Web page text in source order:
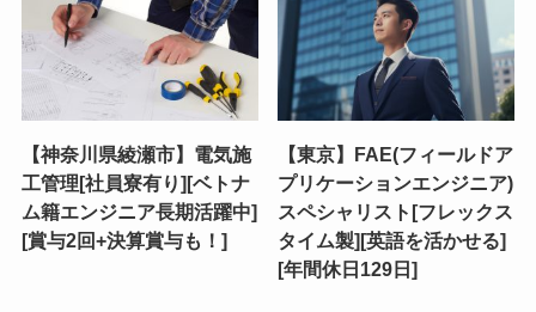
【神奈川県綾瀬市】電気施
工管理[社員寮有り][ベトナ
ム籍エンジニア長期活躍中]
[賞与2回+決算賞与も！]
【東京】FAE(フィールドア
プリケーションエンジニア)
スペシャリスト[フレックス
タイム製][英語を活かせる]
[年間休日129日]